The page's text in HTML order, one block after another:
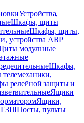
Устройства,
Шкафы, щиты
Шкафы, щиты,
устройства АВР
модульные
Шкафы,
релейной защиты и
Ящики
Ящики,
ГЗШПосты, пульты